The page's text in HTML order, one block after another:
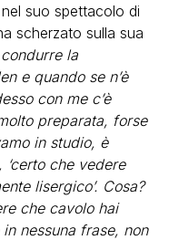
suo spettacolo di
scherzato sulla sua
la
e quando se n’è
con me c’è
preparata, forse
in studio, è
che vedere
lisergico’. Cosa?
che cavolo hai
nessuna frase, non